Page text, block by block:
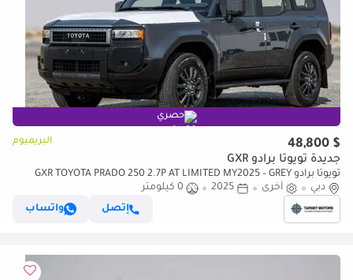
حصري
$ 48,800 البريميوم
جديدة تويوتا برادو GXR
تويوتا برادو GXR TOYOTA PRADO 250 2.7P AT LIMITED MY2025 – GREY
دبي
أخرى 2025
0 كيلومتر
إتصل
واتساب